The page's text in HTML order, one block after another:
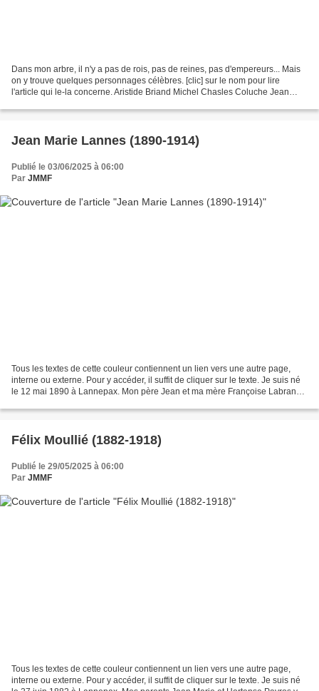
Dans mon arbre, il n'y a pas de rois, pas de reines, pas d'empereurs... Mais
on y trouve quelques personnages célèbres. [clic] sur le nom pour lire
l'article qui le-la concerne. Aristide Briand Michel Chasles Coluche Jean
Jean Marie Lannes (1890-1914)
Publié le 03/06/2025 à 06:00
Par JMMF
Tous les textes de cette couleur contiennent un lien vers une autre page,
interne ou externe. Pour y accéder, il suffit de cliquer sur le texte. Je suis né
le 12 mai 1890 à Lannepax. Mon père Jean et ma mère Françoise Labrane y
Félix Moullié (1882-1918)
Publié le 29/05/2025 à 06:00
Par JMMF
Tous les textes de cette couleur contiennent un lien vers une autre page,
interne ou externe. Pour y accéder, il suffit de cliquer sur le texte. Je suis né